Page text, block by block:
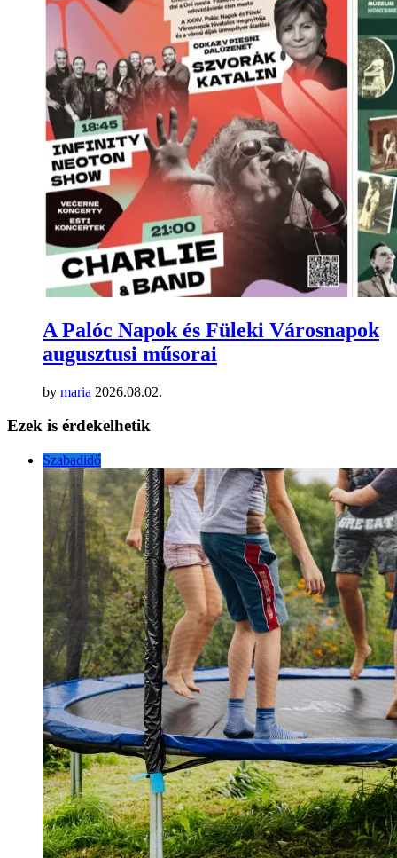
A Palóc Napok és Füleki Városnapok
augusztusi műsorai
by maria 2026.08.02.
Ezek is érdekelhetik
Szabadidő